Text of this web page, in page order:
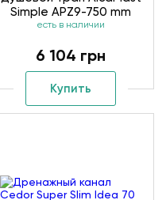
Simple APZ9-750 mm
есть в наличии
6 104 грн
Купить